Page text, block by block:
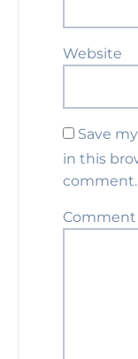
Website
Save
in this
comment.
Comment